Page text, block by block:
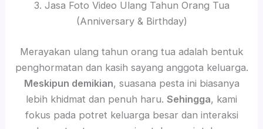
3. Jasa Foto Video Ulang Tahun Orang Tua
(Anniversary & Birthday)
Merayakan ulang tahun orang tua adalah bentuk
penghormatan dan kasih sayang anggota keluarga.
Meskipun demikian, suasana pesta ini biasanya
lebih khidmat dan penuh haru. Sehingga, kami
fokus pada potret keluarga besar dan interaksi